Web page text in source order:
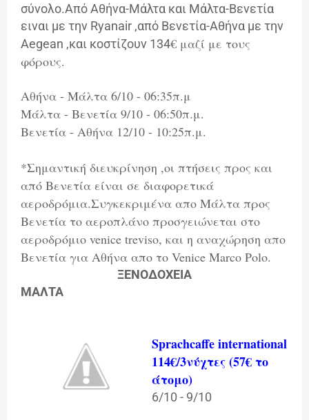
σύνολο.Από Αθήνα-Μάλτα και Μάλτα-Βενετία
ειναι με την Ryanair ,από Βενετία-Αθήνα με την
Aegean ,και κοστίζουν 134€ μαζί με τους
φόρους.
Αθήνα - Μάλτα 6/10 - 06:35π.μ
Μάλτα - Βενετία 9/10 - 06:50π.μ.
Βενετία - Αθήνα 12/10 - 10:25π.μ.
*Σημαντική διευκρίνηση ,οι πτήσεις προς και
από Βενετία είναι σε διαφορετικά
αεροδρόμια.Συγκεκριμένα απο Μάλτα προς
Βενετία το αεροπλάνο προσγειώνεται στο
αεροδρόμιο venice treviso, και η αναχώρηση απο
Βενετία για Αθήνα απο το Venice Marco Polo.
ΞΕΝΟΔΟΧΕΙΑ
ΜΑΛΤΑ
Sprachcaffe international
114€/3νύχτες (57€ το
άτομο)
6/10 - 9/10